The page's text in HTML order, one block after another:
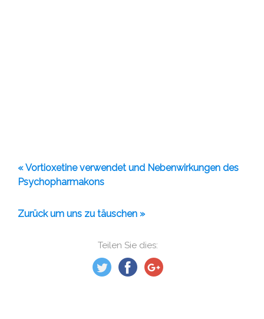
Teilen Sie dies:
« Vortioxetine verwendet und Nebenwirkungen des
Psychopharmakons
Zurück um uns zu täuschen »